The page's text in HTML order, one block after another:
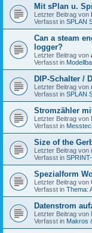
Mit sPlan u.
Letzter Beitrag von
Verfasst in SPLAN
Can a steam
logger?
Letzter Beitrag von
Verfasst in
DIP-Schalter /
Letzter Beitrag von
Verfasst in SPLAN
Stromzähler
Letzter Beitrag von
Verfasst in
Size of the
Letzter Beitrag von
Verfasst in
Spezialform
Letzter Beitrag von
Verfasst in Thema:
Datenstrom
Letzter Beitrag von
Verfasst in Makros